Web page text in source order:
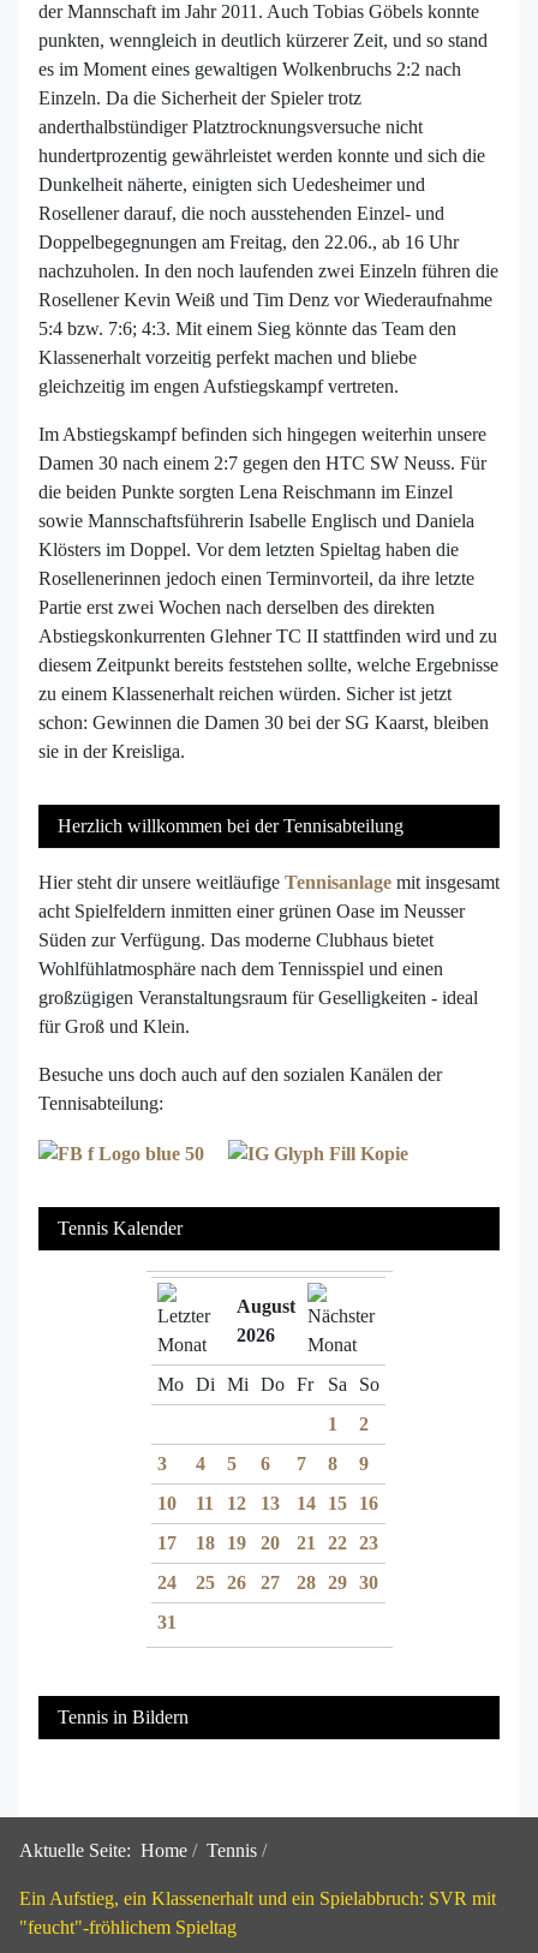
der Mannschaft im Jahr 2011. Auch Tobias Göbels konnte
punkten, wenngleich in deutlich kürzerer Zeit, und so stand
es im Moment eines gewaltigen Wolkenbruchs 2:2 nach
Einzeln. Da die Sicherheit der Spieler trotz
anderthalbstündiger Platztrocknungsversuche nicht
hundertprozentig gewährleistet werden konnte und sich die
Dunkelheit näherte, einigten sich Uedesheimer und
Rosellener darauf, die noch ausstehenden Einzel- und
Doppelbegegnungen am Freitag, den 22.06., ab 16 Uhr
nachzuholen. In den noch laufenden zwei Einzeln führen die
Rosellener Kevin Weiß und Tim Denz vor Wiederaufnahme
5:4 bzw. 7:6; 4:3. Mit einem Sieg könnte das Team den
Klassenerhalt vorzeitig perfekt machen und bliebe
gleichzeitig im engen Aufstiegskampf vertreten.
Im Abstiegskampf befinden sich hingegen weiterhin unsere
Damen 30 nach einem 2:7 gegen den HTC SW Neuss. Für
die beiden Punkte sorgten Lena Reischmann im Einzel
sowie Mannschaftsführerin Isabelle Englisch und Daniela
Klösters im Doppel. Vor dem letzten Spieltag haben die
Rosellenerinnen jedoch einen Terminvorteil, da ihre letzte
Partie erst zwei Wochen nach derselben des direkten
Abstiegskonkurrenten Glehner TC II stattfinden wird und zu
diesem Zeitpunkt bereits feststehen sollte, welche Ergebnisse
zu einem Klassenerhalt reichen würden. Sicher ist jetzt
schon: Gewinnen die Damen 30 bei der SG Kaarst, bleiben
sie in der Kreisliga.
Herzlich willkommen bei der Tennisabteilung
Hier steht dir unsere weitläufige Tennisanlage mit insgesamt
acht Spielfeldern inmitten einer grünen Oase im Neusser
Süden zur Verfügung. Das moderne Clubhaus bietet
Wohlfühlatmosphäre nach dem Tennisspiel und einen
großzügigen Veranstaltungsraum für Geselligkeiten - ideal
für Groß und Klein.
Besuche uns doch auch auf den sozialen Kanälen der
Tennisabteilung:
Tennis Kalender
August
2026
Mo Di Mi Do Fr Sa
So
1
2
3
4 5 6 7 8
9
10
11 12 13 14 15
16
17
18 19 20 21 22 23
24
25 26 27 28 29 30
31
Tennis in Bildern
Aktuelle Seite: Home Tennis
Ein Aufstieg, ein Klassenerhalt und ein Spielabbruch: SVR mit
"feucht"-fröhlichem Spieltag